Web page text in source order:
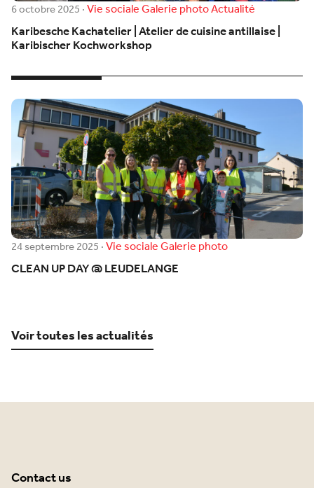
6 octobre 2025·Vie socialeGalerie photoActualité
Karibesche Kachatelier | Atelier de cuisine antillaise |
Karibischer Kochworkshop
24 septembre 2025·Vie socialeGalerie photo
CLEAN UP DAY @ LEUDELANGE
Voir toutes les actualités
Contact us